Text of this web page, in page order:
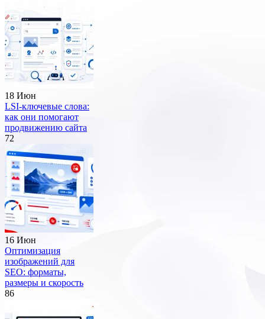
18 Июн
LSI-ключевые слова:
как они помогают
продвижению сайта
72
16 Июн
Оптимизация
изображений для
SEO: форматы,
размеры и скорость
86